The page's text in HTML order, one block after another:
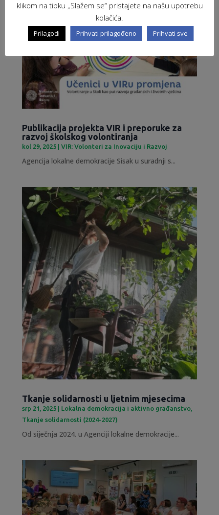
Publikacija projekta VIR i preporuke za
razvoj školskog volontiranja
kol 29, 2025| VIR: Volonteri za Inovaciju i Razvoj
Agencija lokalne demokracije Sisak u suradnji s...
Tkanje solidarnosti u ljetnim mjesecima
srp 21, 2025| Lokalna demokracija i aktivno građanstvo,
Tkanje solidarnosti (2024-2027)
Od siječnja 2024. u Agenciji lokalne demokracije...
klikom na tipku „Slažem se“ pristajete na našu upotrebu
kolačića.
Prilagodi Prihvati prilagođeno Prihvati sve